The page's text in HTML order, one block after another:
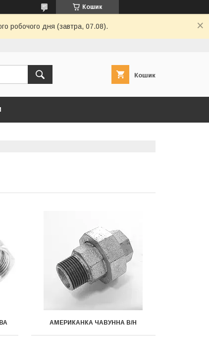
Кошик
робочого дня (завтра, 07.08).
Кошик
АМЕРИКАНКА ЧАВУННА В/Н